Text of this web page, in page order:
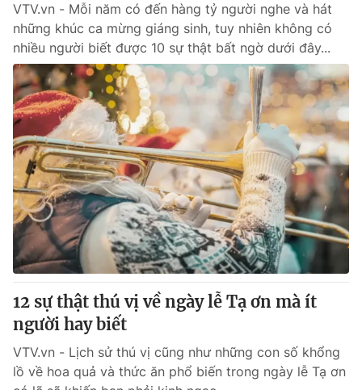
Emagazine Podcast
Photo Infographic
Video Shorts video
VTV Money VTV Thể thao
VTV Sức khoẻ Bất động sản
Thị trường 24h Tấm lòng Việt
Vươn mình bằng AI
VTV9
Liên hệ tòa soạn English
VTV.vn - Mỗi năm có đến hàng tỷ người nghe và hát
những khúc ca mừng giáng sinh, tuy nhiên không có
nhiều người biết được 10 sự thật bất ngờ dưới đây...
12 sự thật thú vị về ngày lễ Tạ ơn mà ít
người hay biết
VTV.vn - Lịch sử thú vị cũng như những con số khổng
lồ về hoa quả và thức ăn phổ biến trong ngày lễ Tạ ơn